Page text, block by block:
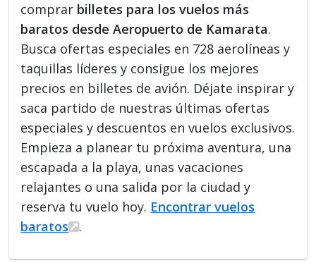
comprar billetes para los vuelos más
baratos desde Aeropuerto de Kamarata.
Busca ofertas especiales en 728 aerolíneas y
taquillas líderes y consigue los mejores
precios en billetes de avión. Déjate inspirar y
saca partido de nuestras últimas ofertas
especiales y descuentos en vuelos exclusivos.
Empieza a planear tu próxima aventura, una
escapada a la playa, unas vacaciones
relajantes o una salida por la ciudad y
reserva tu vuelo hoy. Encontrar vuelos
baratos
.